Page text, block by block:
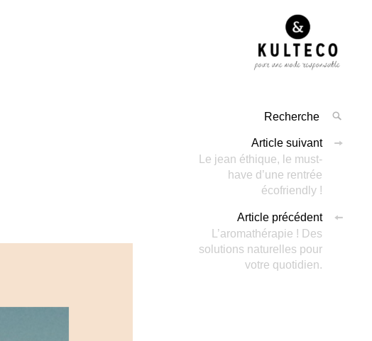
Article suivant
Le jean éthique, le must-
have d’une rentrée
écofriendly !
Article précédent
L’aromathérapie ! Des
solutions naturelles pour
votre quotidien.